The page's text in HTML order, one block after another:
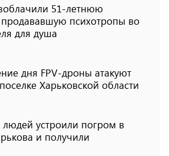
51-летнюю
продававшую психотропы во
для душа
дня FPV-дроны атакуют
Харьковской области
устроили погром в
и получили